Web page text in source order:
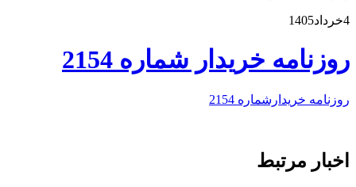
4خرداد1405
روزنامه خریدار شماره 2154
روزنامه خریدارشماره 2154
اخبار مرتبط